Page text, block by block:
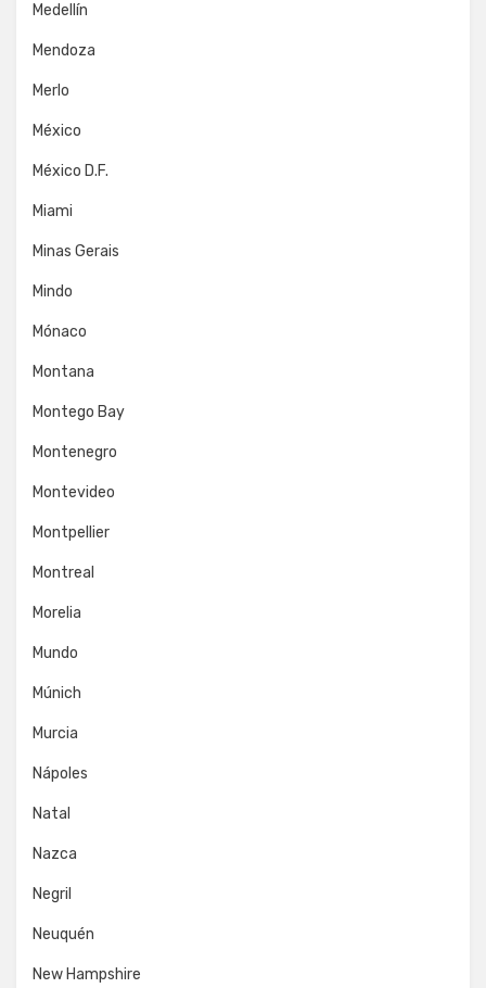
Medellín
Mendoza
Merlo
México
México D.F.
Miami
Minas Gerais
Mindo
Mónaco
Montana
Montego Bay
Montenegro
Montevideo
Montpellier
Montreal
Morelia
Mundo
Múnich
Murcia
Nápoles
Natal
Nazca
Negril
Neuquén
New Hampshire